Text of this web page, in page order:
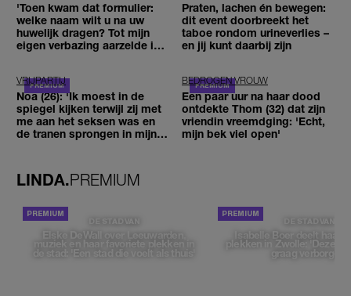
'Toen kwam dat formulier:
welke naam wilt u na uw
huwelijk dragen? Tot mijn
eigen verbazing aarzelde ik
Praten, lachen én bewegen:
dit event doorbreekt het
taboe rondom urineverlies –
en jij kunt daarbij zijn
VRIJPARTIJ
Noa (26): 'Ik moest in de
spiegel kijken terwijl zij met
me aan het seksen was en
de tranen sprongen in mijn
BEDROGEN VROUW
Een paar uur na haar dood
ontdekte Thom (32) dat zijn
vriendin vreemdging: 'Echt,
mijn bek viel open'
LINDA.PREMIUM
DE STAD VAN
Elske DeWall over Leeuwarden,
muziek en haar favoriete plekken in
de stad: 'Een stad die voelt als thuis'
DE STAD VAN
Isabelle Boer deelt haar
plekken in Zwolle: 'Deze
graag verborgen'